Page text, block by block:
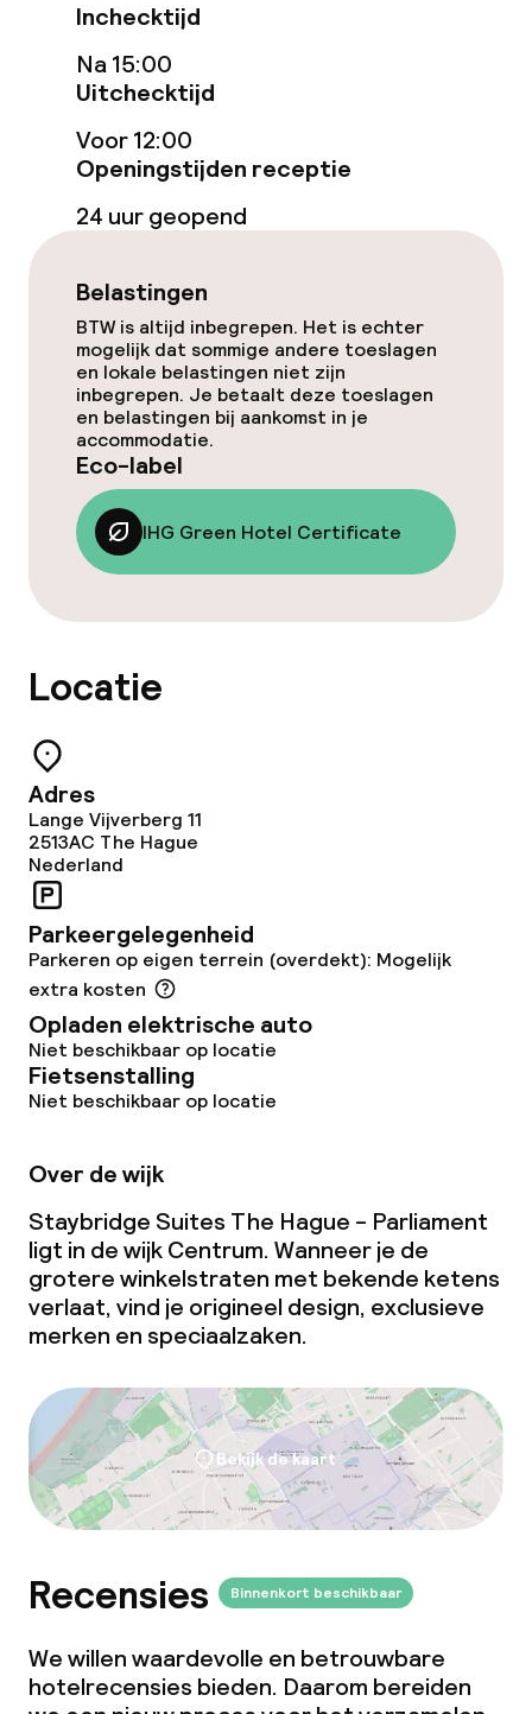
Eet- en drinkdiensten
Roomservice
Schoonmaakvoorzieningen
Wasfaciliteiten (wasmachine)
Wasservice
Zakelijke faciliteiten
Vergaderruimte
Eco-label
IHG Green Hotel Certificate
Overal rookvrij
Inchecktijd
Na 15:00
Uitchecktijd
Voor 12:00
Openingstijden receptie
24 uur geopend
Belastingen
BTW is altijd inbegrepen. Het is echter
mogelijk dat sommige andere toeslagen
en lokale belastingen niet zijn
inbegrepen. Je betaalt deze toeslagen
en belastingen bij aankomst in je
accommodatie.
Eco-label
IHG Green Hotel Certificate
Locatie
Adres
Lange Vijverberg 11
2513AC The Hague
Nederland
Parkeergelegenheid
Parkeren op eigen terrein (overdekt): Mogelijk
extra kosten
Opladen elektrische auto
Niet beschikbaar op locatie
Fietsenstalling
Niet beschikbaar op locatie
Over de wijk
Staybridge Suites The Hague - Parliament
ligt in de wijk Centrum. Wanneer je de
grotere winkelstraten met bekende ketens
verlaat, vind je origineel design, exclusieve
merken en speciaalzaken.
Bekijk de kaart
Recensies Binnenkort beschikbaar
We willen waardevolle en betrouwbare
hotelrecensies bieden. Daarom bereiden